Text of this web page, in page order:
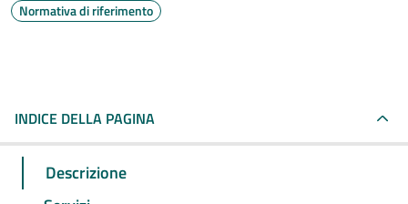
Normativa di riferimento
INDICE DELLA PAGINA
Descrizione